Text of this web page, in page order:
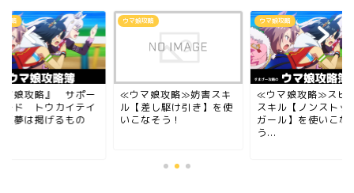
攻略
マ娘攻略』 サポー
ード トウカイテイ
［夢は掲げるもの
ウマ娘攻略
≪ウマ娘攻略≫妨害スキ
ル【差し駆け引き】を使
いこなそう！
ウマ娘攻略
≪ウマ娘攻略≫スピ
スキル【ノンストッ
ガール】を使いこな
う...